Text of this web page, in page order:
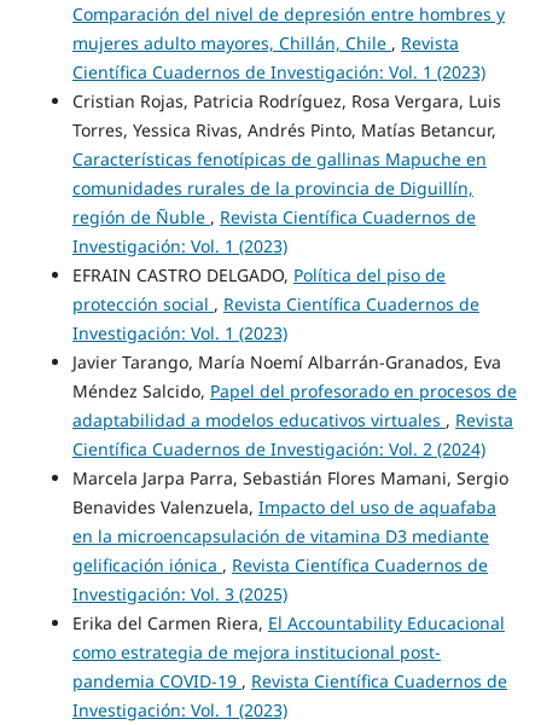
Comparación del nivel de depresión entre hombres y
mujeres adulto mayores, Chillán, Chile , Revista
Científica Cuadernos de Investigación: Vol. 1 (2023)
Cristian Rojas, Patricia Rodríguez, Rosa Vergara, Luis
Torres, Yessica Rivas, Andrés Pinto, Matías Betancur,
Características fenotípicas de gallinas Mapuche en
comunidades rurales de la provincia de Diguillín,
región de Ñuble , Revista Científica Cuadernos de
Investigación: Vol. 1 (2023)
EFRAIN CASTRO DELGADO, Política del piso de
protección social , Revista Científica Cuadernos de
Investigación: Vol. 1 (2023)
Javier Tarango, María Noemí Albarrán-Granados, Eva
Méndez Salcido, Papel del profesorado en procesos de
adaptabilidad a modelos educativos virtuales , Revista
Científica Cuadernos de Investigación: Vol. 2 (2024)
Marcela Jarpa Parra, Sebastián Flores Mamani, Sergio
Benavides Valenzuela, Impacto del uso de aquafaba
en la microencapsulación de vitamina D3 mediante
gelificación iónica , Revista Científica Cuadernos de
Investigación: Vol. 3 (2025)
Erika del Carmen Riera, El Accountability Educacional
como estrategia de mejora institucional post-
pandemia COVID-19 , Revista Científica Cuadernos de
Investigación: Vol. 1 (2023)